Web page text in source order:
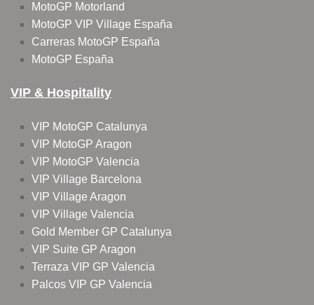
MotoGP Motorland
MotoGP VIP Village España
Carreras MotoGP España
MotoGP España
VIP & Hospitality
VIP MotoGP Catalunya
VIP MotoGP Aragon
VIP MotoGP Valencia
VIP Village Barcelona
VIP Village Aragon
VIP Village Valencia
Gold Member GP Catalunya
VIP Suite GP Aragon
Terraza VIP GP Valencia
Palcos VIP GP Valencia